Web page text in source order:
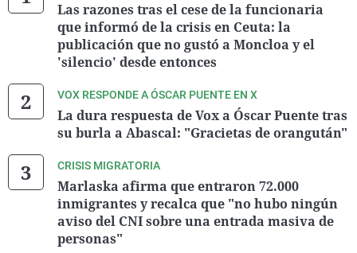
Las razones tras el cese de la funcionaria
que informó de la crisis en Ceuta: la
publicación que no gustó a Moncloa y el
'silencio' desde entonces
VOX RESPONDE A ÓSCAR PUENTE EN X
La dura respuesta de Vox a Óscar Puente tras
su burla a Abascal: "Gracietas de orangután"
CRISIS MIGRATORIA
Marlaska afirma que entraron 72.000
inmigrantes y recalca que "no hubo ningún
aviso del CNI sobre una entrada masiva de
personas"